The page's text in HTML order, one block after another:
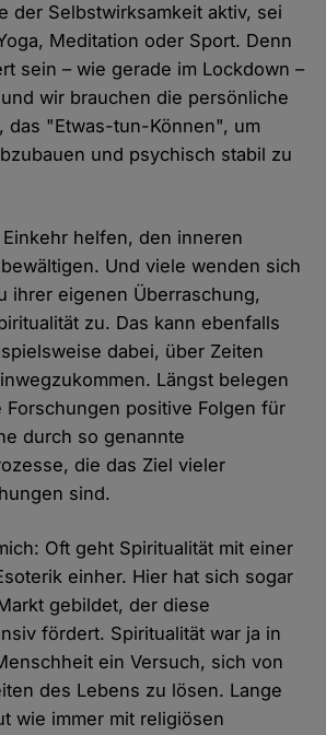
der Selbstwirksamkeit aktiv, sei
Meditation oder Sport. Denn
sein – wie gerade im Lockdown –
wir brauchen die persönliche
das "Etwas-tun-Können", um
und psychisch stabil zu
helfen, den inneren
Und viele wenden sich
ihrer eigenen Überraschung,
zu. Das kann ebenfalls
dabei, über Zeiten
Längst belegen
Forschungen positive Folgen für
durch so genannte
die das Ziel vieler
sind.
Oft geht Spiritualität mit einer
einher. Hier hat sich sogar
gebildet, der diese
fördert. Spiritualität war ja in
ein Versuch, sich von
des Lebens zu lösen. Lange
wie immer mit religiösen